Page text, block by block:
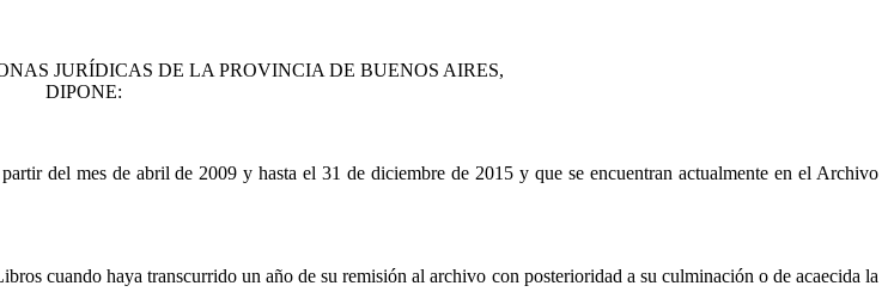
JURÍDICAS DE LA PROVINCIA DE BUENOS AIRES,
DIPONE:
del mes de abril de 2009 y hasta el 31 de diciembre de 2015 y que se encuentran actualmente en el Archivo
cuando haya transcurrido un año de su remisión al archivo con posterioridad a su culminación o de acaecida la